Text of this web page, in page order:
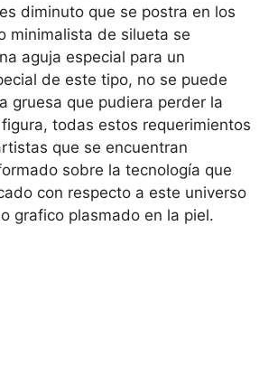
diminuto que se postra en los
minimalista de silueta se
aguja especial para un
de este tipo, no se puede
gruesa que pudiera perder la
todas estos requerimientos
que se encuentran
sobre la tecnología que
con respecto a este universo
grafico plasmado en la piel.